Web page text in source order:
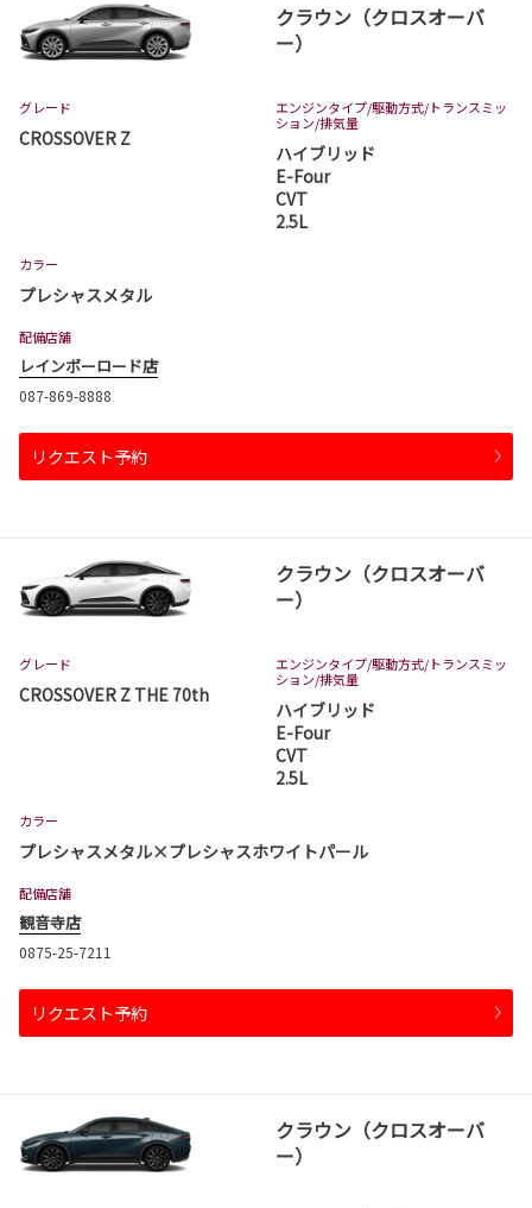
クラウン（クロスオーバ
ー）
グレード
CROSSOVER Z
エンジンタイプ/駆動方式/トランスミッ
ション/排気量
ハイブリッド
E-Four
CVT
2.5L
カラー
プレシャスメタル
配備店舗
レインボーロード店
087-869-8888
リクエスト予約
クラウン（クロスオーバ
ー）
グレード
CROSSOVER Z THE 70th
エンジンタイプ/駆動方式/トランスミッ
ション/排気量
ハイブリッド
E-Four
CVT
2.5L
カラー
プレシャスメタル×プレシャスホワイトパール
配備店舗
観音寺店
0875-25-7211
リクエスト予約
クラウン（クロスオーバ
ー）